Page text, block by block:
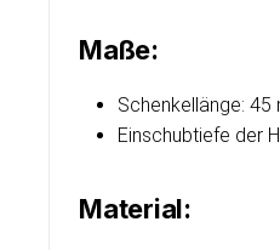
Maße:
Schenkellänge: 45
Einschubtiefe der
Material: